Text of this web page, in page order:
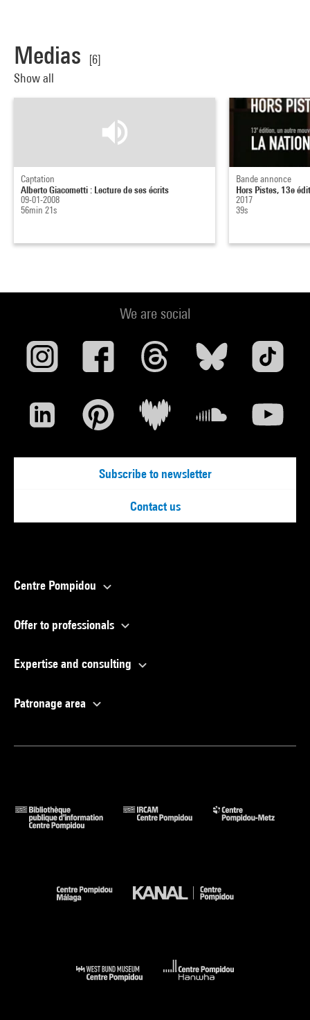
Medias
[6]
Show all
Captation
Alberto Giacometti : Lecture de ses écrits
09-01-2008
56min 21s
Bande annonce
Hors Pistes, 13e
2017
39s
We are social
Subscribe to newsletter
Contact us
Centre Pompidou
Offer to professionals
Expertise and consulting
Patronage area